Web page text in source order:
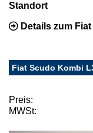
Standort
Details zum
Fiat Scudo Kombi
Preis:
MWSt: